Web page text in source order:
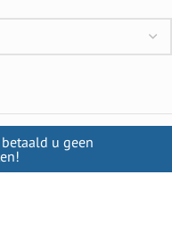
u geen